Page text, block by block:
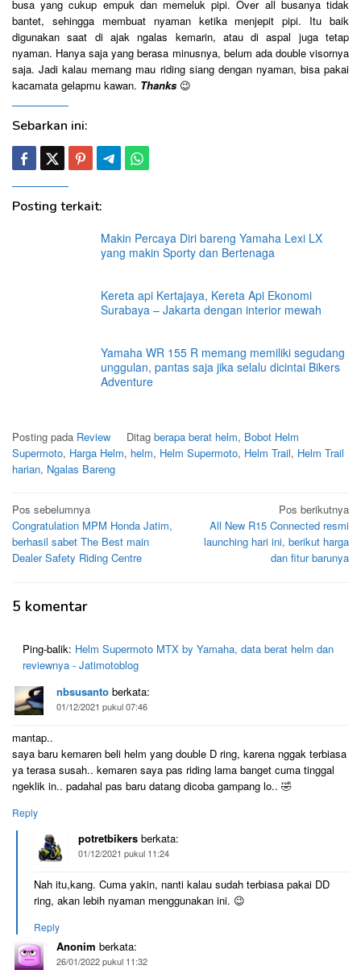
busa yang cukup empuk dan memeluk pipi. Over all busanya tidak
bantet, sehingga membuat nyaman ketika menjepit pipi. Itu baik
digunakan saat di ajak ngalas kemarin, atau di aspal juga tetap
nyaman. Hanya saja yang berasa minusnya, belum ada double visornya
saja. Jadi kalau memang mau riding siang dengan nyaman, bisa pakai
kacamata gelapmu kawan. Thanks 😉
Sebarkan ini:
Posting terkait:
Makin Percaya Diri bareng Yamaha Lexi LX
yang makin Sporty dan Bertenaga
Kereta api Kertajaya, Kereta Api Ekonomi
Surabaya – Jakarta dengan interior mewah
Yamaha WR 155 R memang memiliki segudang
unggulan, pantas saja jika selalu dicintai Bikers
Adventure
Posting pada Review Ditag berapa berat helm, Bobot Helm
Supermoto, Harga Helm, helm, Helm Supermoto, Helm Trail, Helm Trail
harian, Ngalas Bareng
Navigasi
pos
Pos sebelumnya
Congratulation MPM Honda Jatim,
berhasil sabet The Best main
Dealer Safety Riding Centre
Pos berikutnya
All New R15 Connected resmi
launching hari ini, berikut harga
dan fitur barunya
5 komentar
Ping-balik: Helm Supermoto MTX by Yamaha, data berat helm dan
reviewnya - Jatimotoblog
nbsusanto berkata:
01/12/2021 pukul 07:46
mantap..
saya baru kemaren beli helm yang double D ring, karena nggak terbiasa
ya terasa susah.. kemaren saya pas riding lama banget cuma tinggal
ngeklik in.. padahal pas baru datang dicoba gampang lo.. 🤣
Reply
potretbikers berkata:
01/12/2021 pukul 11:24
Nah itu,kang. Cuma yakin, nanti kalau sudah terbiasa pakai DD
ring, akan lebih nyaman menggunakan ini. 😉
Reply
Anonim berkata:
26/01/2022 pukul 11:32